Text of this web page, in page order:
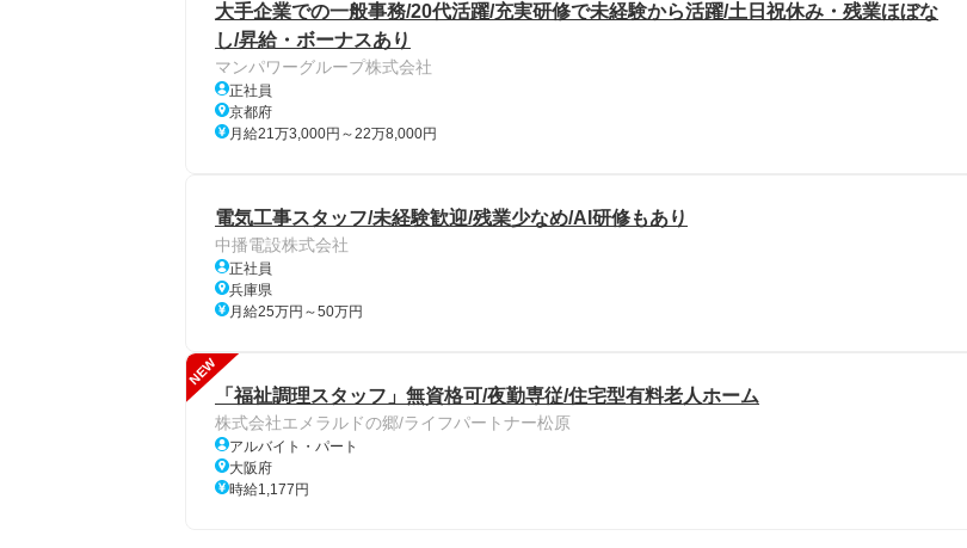
大手企業での一般事務/20代活躍/充実研修で未経験から活躍/土日祝休み・残業ほぼな
し/昇給・ボーナスあり
マンパワーグループ株式会社
正社員
京都府
月給21万3,000円～22万8,000円
電気工事スタッフ/未経験歓迎/残業少なめ/AI研修もあり
中播電設株式会社
正社員
兵庫県
月給25万円～50万円
NEW
「福祉調理スタッフ」無資格可/夜勤専従/住宅型有料老人ホーム
株式会社エメラルドの郷/ライフパートナー松原
アルバイト・パート
大阪府
時給1,177円